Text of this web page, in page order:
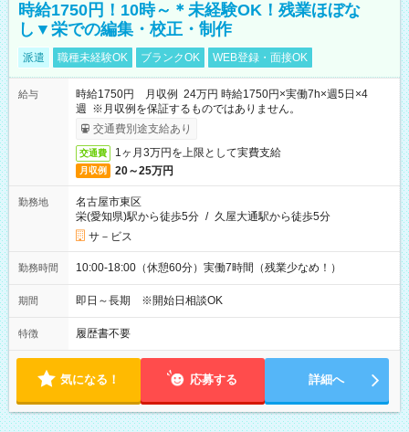
時給1750円！10時～＊未経験OK！残業ほぼな
し▼栄での編集・校正・制作
派遣 職種未経験OK ブランクOK WEB登録・面接OK
給与
時給1750円 月収例 24万円 時給1750円×実働7h×週5日×4
週 ※月収例を保証するものではありません。
交通費別途支給あり
交通費 1ヶ月3万円を上限として実費支給
月収例 20～25万円
勤務地
名古屋市東区
栄(愛知県)駅から徒歩5分 / 久屋大通駅から徒歩5分
サ－ビス
勤務時間 10:00-18:00（休憩60分）実働7時間（残業少なめ！）
期間 即日～長期 ※開始日相談OK
特徴 履歴書不要
気になる！ 応募する 詳細へ